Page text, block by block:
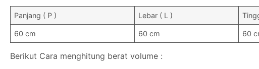
Panjang ( P ) Lebar ( L )
60 cm 60 cm 60
Berikut Cara menghitung berat volume :